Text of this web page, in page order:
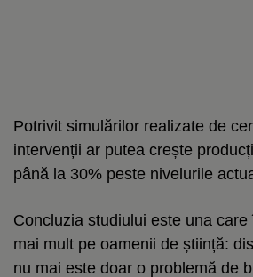
Potrivit simulărilor realizate de
intervenții ar putea crește
până la 30% peste nivelurile
Concluzia studiului este una
mai mult pe oamenii de știință:
nu mai este doar o problemă de